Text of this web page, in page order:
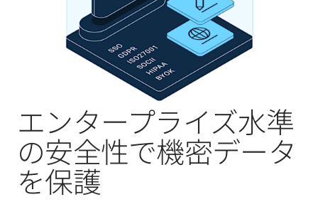
エンタープライズ水準
の安全性で機密データ
を保護